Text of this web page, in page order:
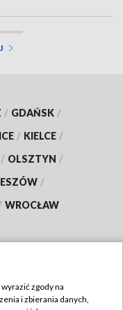
/ GDAŃSK /
/ KIELCE /
/ OLSZTYN /
/
WROCŁAW
zgody na
i zbierania danych,